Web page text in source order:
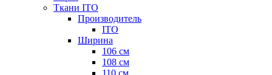
Ткани ITO
Производитель
ITO
Ширина
106 см
108 см
110 см